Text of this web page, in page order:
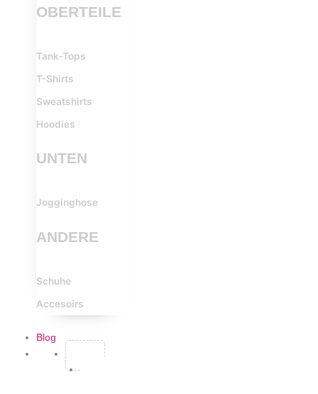
OBERTEILE
Tank-Tops
T-Shirts
Sweatshirts
Hoodies
UNTEN
Jogginghose
ANDERE
Schuhe
Accesoirs
Blog